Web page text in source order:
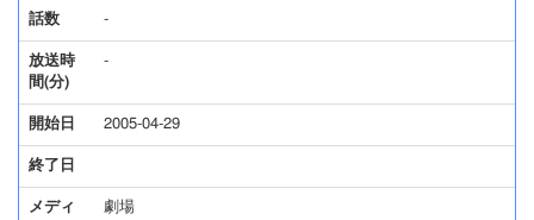
話数 -
放送時
間(分)
-
開始日 2005-04-29
終了日
メディ
劇場